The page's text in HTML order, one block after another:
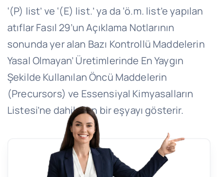
‘(P) list’ ve ‘(E) list.’ ya da ‘ö.m. list’e yapılan
atıflar Fasıl 29’un Açıklama Notlarının
sonunda yer alan Bazı Kontrollü Maddelerin
Yasal Olmayan’ Üretimlerinde En Yaygın
Şekilde Kullanılan Öncü Maddelerin
(Precursors) ve Essensiyal Kimyasalların
Listesi’ne dahil olan bir eşyayı gösterir.